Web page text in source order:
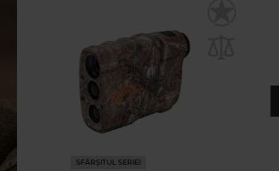
SFÂRȘITUL SERIEI